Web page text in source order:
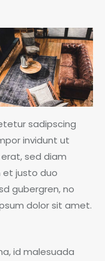
sadipscing
invidunt ut
sed diam
et justo duo
gubergren, no
dolor sit amet.
id malesuada